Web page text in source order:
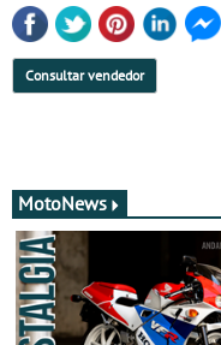
Consultar vendedor
MotoNews